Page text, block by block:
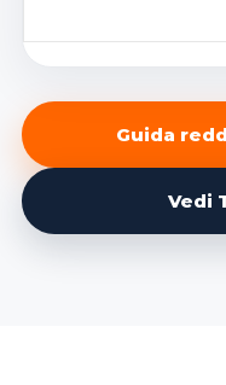
Guida
Vedi